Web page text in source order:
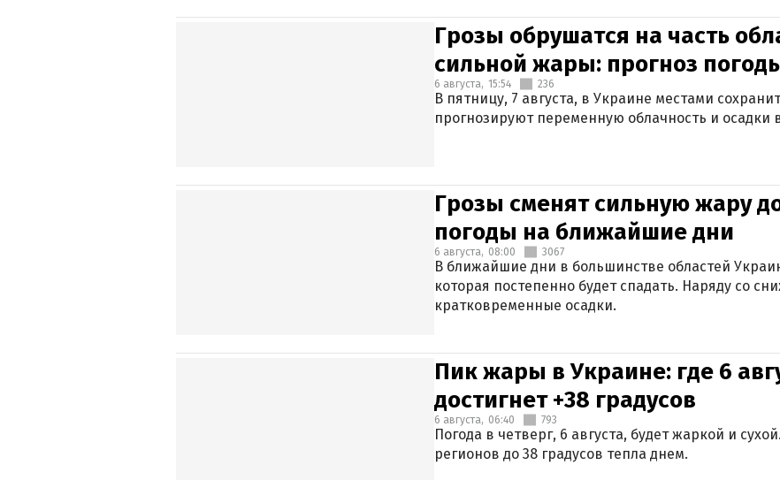
Грозы обрушатся на часть
сильной жары: прогноз
6 августа, 15:54 236
В пятницу, 7 августа, в Украине местами
прогнозируют переменную облачность и осадки
Грозы сменят сильную жару
погоды на ближайшие дни
6 августа, 08:00 3067
В ближайшие дни в большинстве областей
которая постепенно будет спадать. Наряду со
кратковременные осадки.
Пик жары в Украине: где 6
достигнет +38 градусов
6 августа, 06:40 793
Погода в четверг, 6 августа, будет жаркой и
регионов до 38 градусов тепла днем.